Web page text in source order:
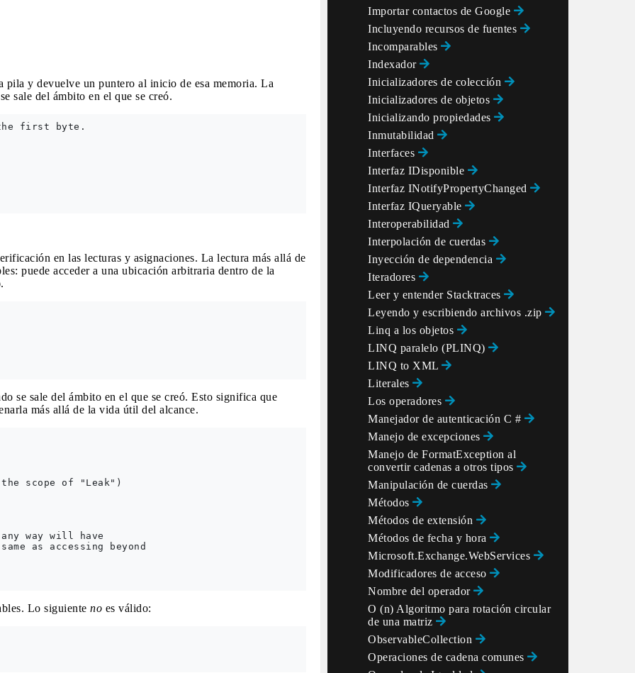
pila y devuelve un puntero al inicio de esa memoria. La
sale del ámbito en el que se creó.
first byte.
en las lecturas y asignaciones. La lectura más allá de
puede acceder a una ubicación arbitraria dentro de la
se sale del ámbito en el que se creó. Esto significa que
más allá de la vida útil del alcance.
scope of "Leak")
way will have
as accessing beyond
Lo siguiente no es válido:
Importar contactos de Google
Incluyendo recursos de fuentes
Incomparables
Indexador
Inicializadores de colección
Inicializadores de objetos
Inicializando propiedades
Inmutabilidad
Interfaces
Interfaz IDisponible
Interfaz INotifyPropertyChanged
Interfaz IQueryable
Interoperabilidad
Interpolación de cuerdas
Inyección de dependencia
Iteradores
Leer y entender Stacktraces
Leyendo y escribiendo archivos .zip
Linq a los objetos
LINQ paralelo (PLINQ)
LINQ to XML
Literales
Los operadores
Manejador de autenticación C #
Manejo de excepciones
Manejo de FormatException al
convertir cadenas a otros tipos
Manipulación de cuerdas
Métodos
Métodos de extensión
Métodos de fecha y hora
Microsoft.Exchange.WebServices
Modificadores de acceso
Nombre del operador
O (n) Algoritmo para rotación circular
de una matriz
ObservableCollection
Operaciones de cadena comunes